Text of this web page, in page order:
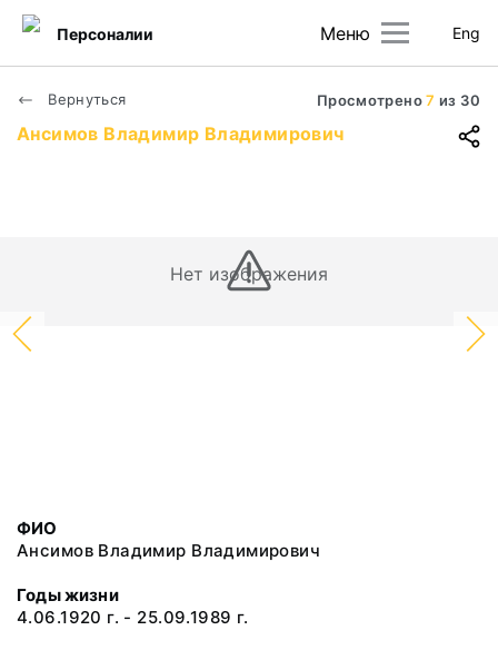
Меню Eng
Персоналии
Вернуться Просмотрено7 из 30
Ансимов Владимир Владимирович
Нет изображения
ФИО
Ансимов Владимир Владимирович
Годы жизни
4.06.1920 г. - 25.09.1989 г.